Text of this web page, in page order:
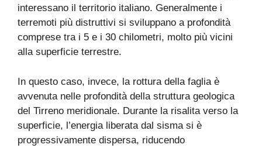
interessano il territorio italiano. Generalmente i
terremoti più distruttivi si sviluppano a profondità
comprese tra i 5 e i 30 chilometri, molto più vicini
alla superficie terrestre.
In questo caso, invece, la rottura della faglia è
avvenuta nelle profondità della struttura geologica
del Tirreno meridionale. Durante la risalita verso la
superficie, l’energia liberata dal sisma si è
progressivamente dispersa, riducendo